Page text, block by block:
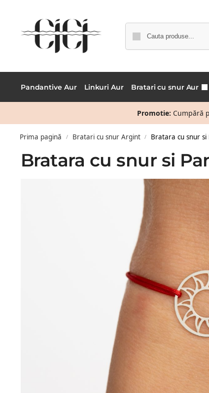
Pandantive Aur Linkuri Aur Bratari cu snur Aur
Promotie: Cumpără
Prima pagină / Bratari cu snur Argint / Bratara cu snur
Bratara cu snur si